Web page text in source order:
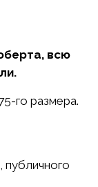
всю
го размера.
публичного